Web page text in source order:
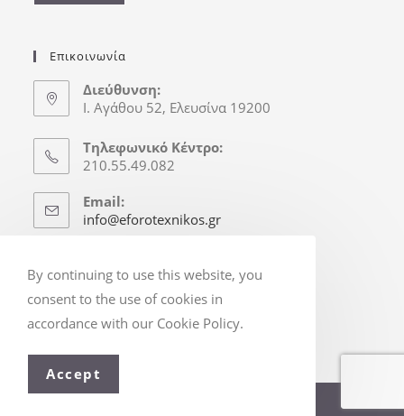
Επικοινωνία
Διεύθυνση:
Ι. Αγάθου 52, Ελευσίνα 19200
Τηλεφωνικό Κέντρο:
210.55.49.082
Email:
info@eforotexnikos.gr
Δευτ.-Παρ.: 8:30-16:30
(Απόγ. & Σ/Κ κατόπιν Ραντεβού)
By continuing to use this website, you
consent to the use of cookies in
accordance with our Cookie Policy.
Accept